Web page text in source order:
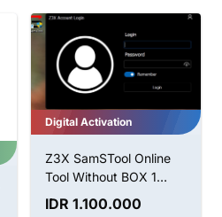
Digital Activation
Z3X SamSTool Online
Tool Without BOX 1
Tahun Aktivasi
IDR 1.100.000